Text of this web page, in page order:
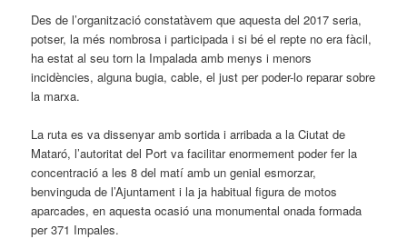
Des de l’organització constatàvem que aquesta del 2017 seria,
potser, la més nombrosa i participada i si bé el repte no era fàcil,
ha estat al seu torn la Impalada amb menys i menors
incidències, alguna bugia, cable, el just per poder-lo reparar sobre
la marxa.
La ruta es va dissenyar amb sortida i arribada a la Ciutat de
Mataró, l’autoritat del Port va facilitar enormement poder fer la
concentració a les 8 del matí amb un genial esmorzar,
benvinguda de l’Ajuntament i la ja habitual figura de motos
aparcades, en aquesta ocasió una monumental onada formada
per 371 Impales.